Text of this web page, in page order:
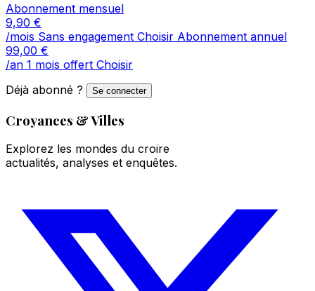
Abonnement mensuel
9,90 €
/mois Sans engagement Choisir Abonnement annuel
99,00 €
/an 1 mois offert Choisir
Déjà abonné ?
Se connecter
Croyances & Villes
Explorez les mondes du croire
actualités, analyses et enquêtes.